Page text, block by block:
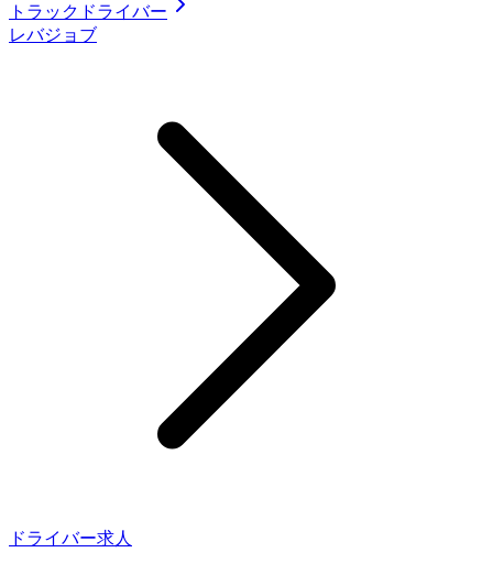
トラックドライバー
レバジョブ
ドライバー求人